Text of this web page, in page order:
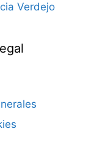
Verdejo